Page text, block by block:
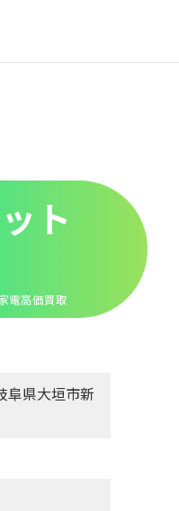
ト
電高価買取
県大垣市新